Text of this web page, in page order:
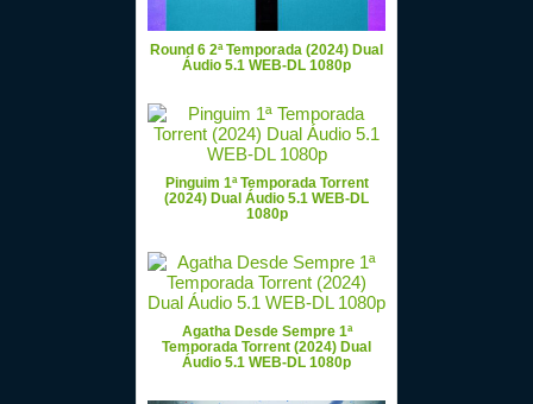
Round 6 2ª Temporada (2024) Dual
Áudio 5.1 WEB-DL 1080p
Pinguim 1ª Temporada Torrent
(2024) Dual Áudio 5.1 WEB-DL
1080p
Agatha Desde Sempre 1ª
Temporada Torrent (2024) Dual
Áudio 5.1 WEB-DL 1080p